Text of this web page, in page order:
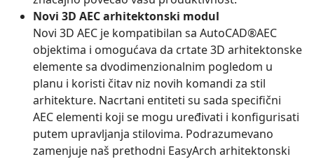
Novi 3D AEC arhitektonski modul
Novi 3D AEC je kompatibilan sa AutoCAD®AEC
objektima i omogućava da crtate 3D arhitektonske
elemente sa dvodimenzionalnim pogledom u
planu i koristi čitav niz novih komandi za stil
arhitekture. Nacrtani entiteti su sada specifični
AEC elementi koji se mogu uređivati i konfigurisati
putem upravljanja stilovima. Podrazumevano
zamenjuje naš prethodni EasyArch arhitektonski